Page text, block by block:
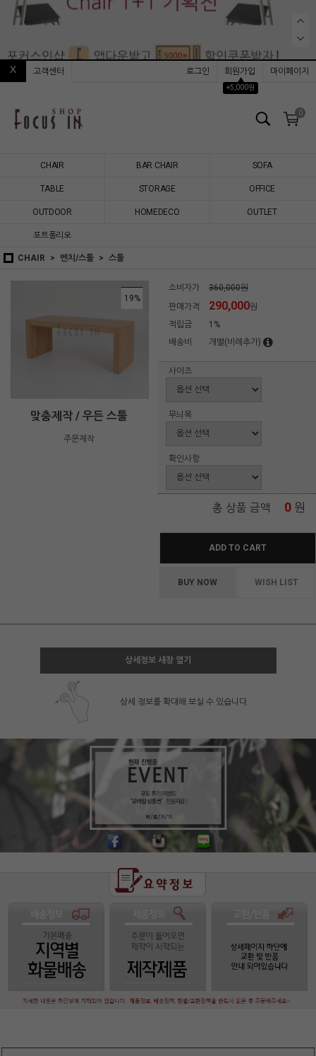
고객센터 로그인
회원가입
▲
+5,000원
마이페이지
0
CHAIR BAR CHAIR SOFA
TABLE STORAGE OFFICE
OUTDOOR HOMEDECO OUTLET
포트폴리오
CHAIR 벤치/스툴 스툴
19%
맞춤제작 / 우든 스툴
주문제작
소비자가
360,000원
판매가격
290,000원
적립금
1%
배송비
개별(비례추가)
사이즈
무늬목
확인사항
총 상품 금액 0 원
ADD TO CART
BUY NOW WISH LIST
상세정보 새창 열기
상세 정보를 확대해 보실 수 있습니다.